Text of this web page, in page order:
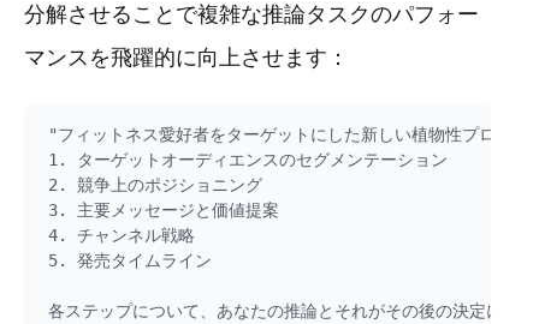
分解させることで複雑な推論タスクのパフォー
マンスを飛躍的に向上させます：
"フィットネス愛好者をターゲットにした新しい植物性プロテ
1. ターゲットオーディエンスのセグメンテーション
2. 競争上のポジショニング
3. 主要メッセージと価値提案
4. チャンネル戦略
5. 発売タイムライン